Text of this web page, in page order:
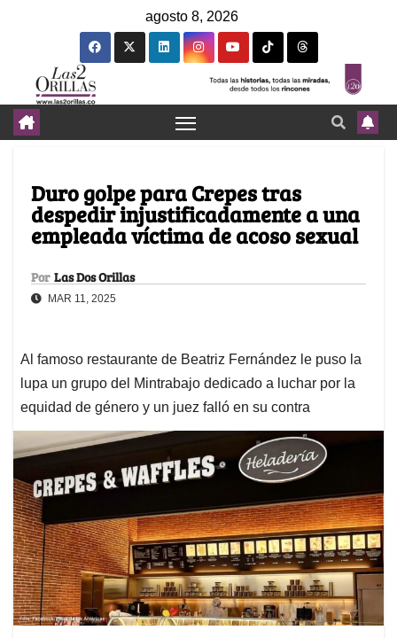
agosto 8, 2026
Duro golpe para Crepes tras
despedir injustificadamente a una
empleada víctima de acoso sexual
Por Las Dos Orillas
MAR 11, 2025
Al famoso restaurante de Beatriz Fernández le puso la
lupa un grupo del Mintrabajo dedicado a luchar por la
equidad de género y un juez falló en su contra